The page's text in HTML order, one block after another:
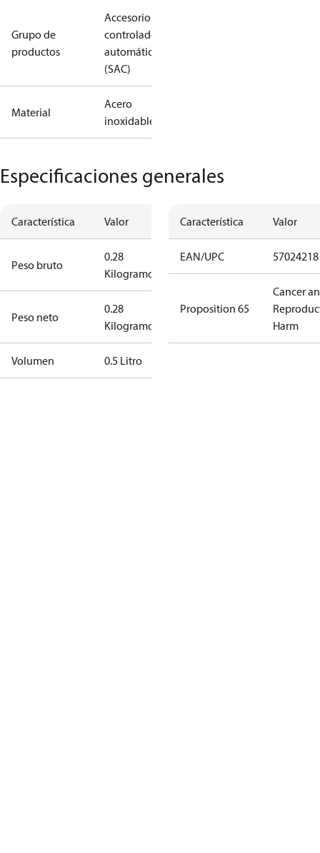
Grupo de
productos
Accesorios:
controladores
automáticos
(SAC)
Material
Acero
inoxidable
Especificaciones generales
Característica Valor
Peso bruto
0.28
Kilogramo
Peso neto
0.28
Kilogramo
Volumen 0.5 Litro
Característica Valor
EAN/UPC
Proposition 65
Cancer
Harm